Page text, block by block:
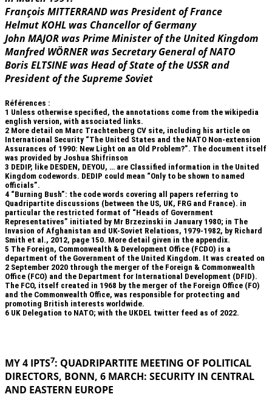
François MITTERRAND was President of France
Helmut KOHL was Chancellor of Germany
John MAJOR was Prime Minister of the United Kingdom
Manfred WÖRNER was Secretary General of NATO
Boris ELTSINE was Head of State of the USSR and
President of the Supreme Soviet
Références :
1 Unless otherwise specified, the annotations come from the wikipedia
english version, with associated links.
2 More detail on Marc Trachtenberg CV site, including his article on
International Security “The United States and the NATO Non-extension
Assurances of 1990: New Light on an Old Problem?”. The document itself
was provided by Joshua Shifrinson
3 DEDIP, like DESDEN, DEYOU, … are Classified information in the United
Kingdom codewords. DEDIP could mean “Only to be shown to named
officials”.
4 “Burning Bush”: the code words covering all papers referring to
Quadripartite discussions (between the US, UK, FRG and France). in
particular the restricted format of “Heads of Government
Representatives” initiated by Mr Brzezinski in January 1980; in The
Invasion of Afghanistan and UK-Soviet Relations, 1979-1982, by Richard
Smith et al., 2012, page 150. More detail given in the appendix.
5 The Foreign, Commonwealth & Development Office (FCDO) is a
department of the Government of the United Kingdom. It was created on
2 September 2020 through the merger of the Foreign & Commonwealth
Office (FCO) and the Department for International Development (DFID).
The FCO, itself created in 1968 by the merger of the Foreign Office (FO)
and the Commonwealth Office, was responsible for protecting and
promoting British interests worldwide.
6 UK Delegation to NATO; with the UKDEL twitter feed as of 2022.
MY 4 IPTS7: QUADRIPARTITE MEETING OF POLITICAL
DIRECTORS, BONN, 6 MARCH: SECURITY IN CENTRAL
AND EASTERN EUROPE